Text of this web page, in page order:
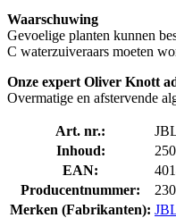
Waarschuwing
Gevoelige planten kunnen
C waterzuiveraars moeten
Onze expert Oliver Knott
Overmatige en afstervende
Art. nr.:
Inhoud:
EAN:
Producentnummer:
Merken (Fabrikanten):